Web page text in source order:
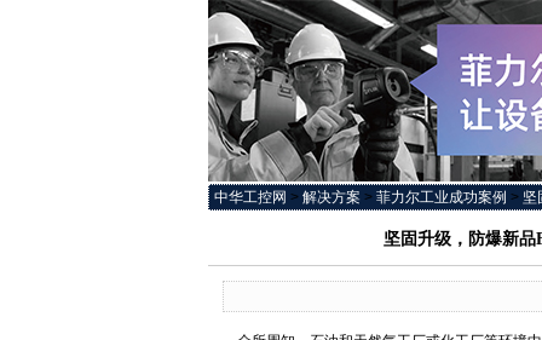
中华工控网 > 解决方案 > 菲力尔工业成功案例 > 坚
坚固升级，防爆新